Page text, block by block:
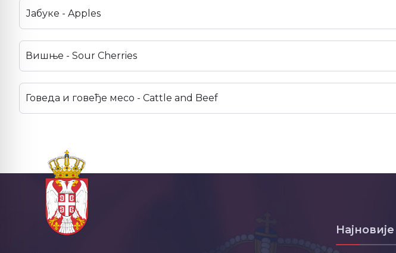
Јабуке - Apples
Вишње - Sour Cherries
Говеда и говеђе месо - Cattle and Beef